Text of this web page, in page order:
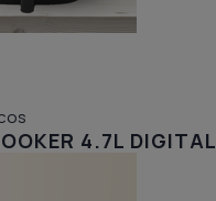
4.7L DIGITAL